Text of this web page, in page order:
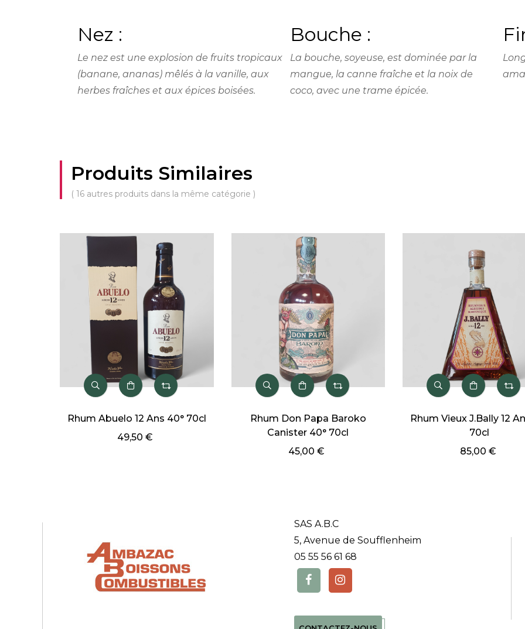
Nez :
Le nez est une explosion de fruits tropicaux
(banane, ananas) mêlés à la vanille, aux
herbes fraîches et aux épices boisées.
Bouche :
La bouche, soyeuse, est dominée par la
mangue, la canne fraîche et la noix de
coco, avec une trame épicée.
Produits Similaires
( 16 autres produits dans la même catégorie )
Rhum Abuelo 12 Ans 40° 70cl
49,50 €
Rhum Don Papa Baroko
Canister 40° 70cl
45,00 €
Rhum Vieux J.Bally 12 Ans 45°
85,00 €
SAS A.B.C
5, Avenue de Soufflenheim
05 55 56 61 68